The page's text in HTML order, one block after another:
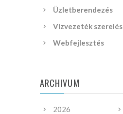
Üzletberendezés
Vízvezeték szerelés
Webfejlesztés
ARCHIVUM
2026